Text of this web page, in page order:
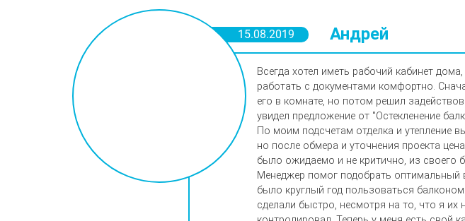
15.08.2019 Андрей
Всегда хотел иметь рабочий кабинет
работать с документами комфортно.
его в комнате, но потом решил
увидел предложение от "Остекленение
По моим подсчетам отделка и утепление
но после обмера и уточнения проекта
было ожидаемо и не критично, из своего
Менеджер помог подобрать
было круглый год пользоваться
сделали быстро, несмотря на то, что я их